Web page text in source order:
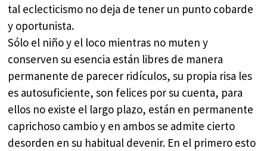
tal eclecticismo no deja de tener un punto cobarde
y oportunista.
Sólo el niño y el loco mientras no muten y
conserven su esencia están libres de manera
permanente de parecer ridículos, su propia risa les
es autosuficiente, son felices por su cuenta, para
ellos no existe el largo plazo, están en permanente
caprichoso cambio y en ambos se admite cierto
desorden en su habitual devenir. En el primero esto